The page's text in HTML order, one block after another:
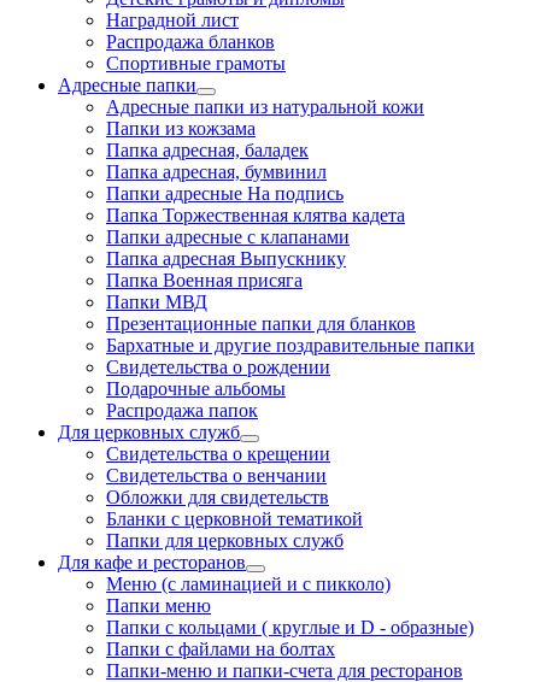
Наградной лист
Распродажа бланков
Спортивные грамоты
Адресные папки
Адресные папки из натуральной кожи
Папки из кожзама
Папка адресная, баладек
Папка адресная, бумвинил
Папки адресные На подпись
Папка Торжественная клятва кадета
Папки адресные с клапанами
Папка адресная Выпускнику
Папка Военная присяга
Папки МВД
Презентационные папки для бланков
Бархатные и другие поздравительные папки
Свидетельства о рождении
Подарочные альбомы
Распродажа папок
Для церковных служб
Свидетельства о крещении
Свидетельства о венчании
Обложки для свидетельств
Бланки с церковной тематикой
Папки для церковных служб
Для кафе и ресторанов
Меню (с ламинацией и с пикколо)
Папки меню
Папки с кольцами ( круглые и D - образные)
Папки с файлами на болтах
Папки-меню и папки-счета для ресторанов